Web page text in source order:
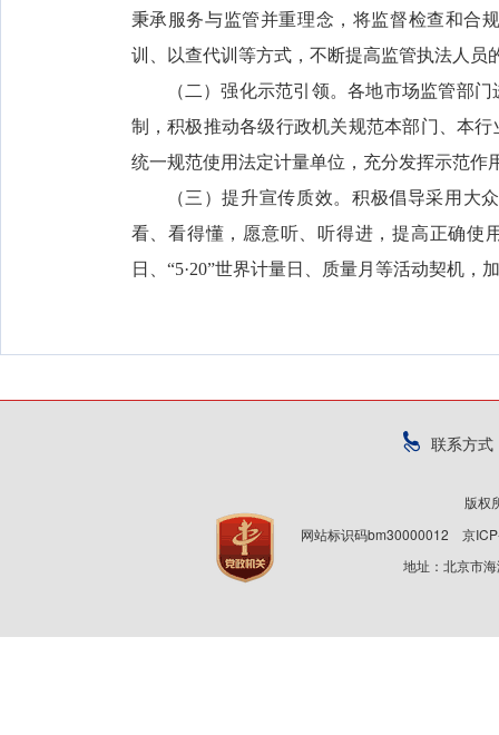
秉承服务与监管并重理念，将监督检查和合
训、以查代训等方式，不断提高监管执法人员
（二）强化示范引领。各地市场监管部
制，积极推动各级行政机关规范本部门、本
统一规范使用法定计量单位，充分发挥示范
（三）提升宣传质效。积极倡导采用大
看、看得懂，愿意听、听得进，提高正确使
日、“5·20”世界计量日、质量月等活动契机，
联系方式
版权
网站标识码bm30000012 京
地址：北京市